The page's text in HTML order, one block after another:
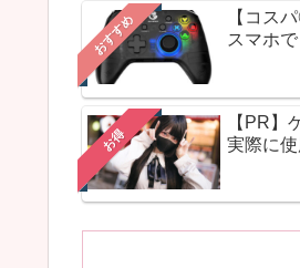
おすすめ
【コス
スマホ
お得
【PR】
実際に